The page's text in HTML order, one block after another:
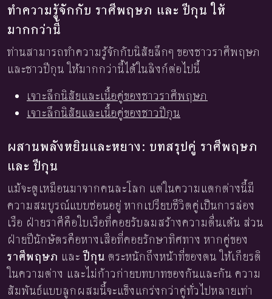
ทำความรู้จักกับ ราศีพฤษภ และ ปีกุน ให้
มากกว่านี้
ท่านสามารถทำความรู้จักกับนิสัยลึกๆ ของชาวราศีพฤษภ
และชาวปีกุน ให้มากกว่านี้ได้ในลิงก์ต่อไปนี้
เจาะลึกนิสัยและเนื้อคู่ของชาวราศีพฤษภ
เจาะลึกนิสัยและเนื้อคู่ของชาวปีกุน
ผสานพลังหยินและหยาง: บทสรุปคู่ ราศีพฤษภ
และ ปีกุน
แม้จะดูเหมือนมาจากคนละโลก แต่ในความแตกต่างนี้มี
ความสมบูรณ์แบบซ่อนอยู่ หากเปรียบชีวิตคู่เป็นการล่อง
เรือ ฝ่ายราศีคือใบเรือที่คอยรับลมสร้างความตื่นเต้น ส่วน
ฝ่ายปีนักษัตรคือหางเสือที่คอยรักษาทิศทาง หากคู่ของ
ราศีพฤษภ และปีกุน ตระหนักถึงหน้าที่ของตน ให้เกียรติ
ในความต่าง และไม่ก้าวก่ายบทบาทของกันและกัน ความ
สัมพันธ์แบบลูกผสมนี้จะแข็งแกร่งกว่าคู่ทั่วไปหลายเท่า